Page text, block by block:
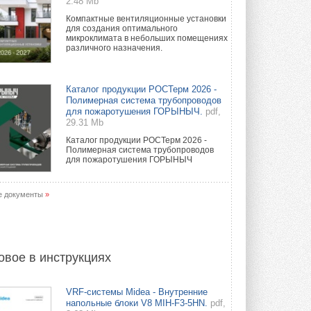
Компактные вентиляционные установки
для создания оптимального
микроклимата в небольших помещениях
различного назначения.
Каталог продукции РОСТерм 2026 -
Полимерная система трубопроводов
для пожаротушения ГОРЫНЫЧ.
pdf,
29.31 Mb
Каталог продукции РОСТерм 2026 -
Полимерная система трубопроводов
для пожаротушения ГОРЫНЫЧ
документы »
в инструкциях
VRF-системы Midea - Внутренние
напольные блоки V8 MIH-F3-5HN. pdf,